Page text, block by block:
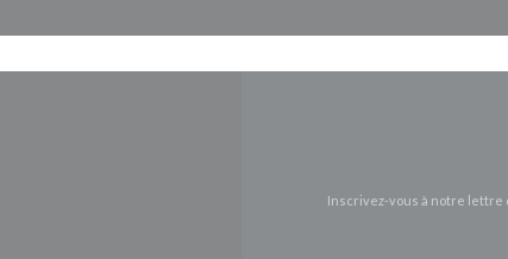
Inscrivez-vous à notre